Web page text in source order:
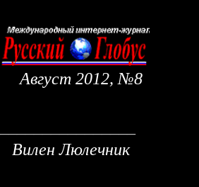
Август 2012, №8
Вилен Люлечник